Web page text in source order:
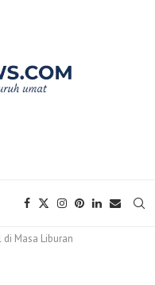
Masa Liburan